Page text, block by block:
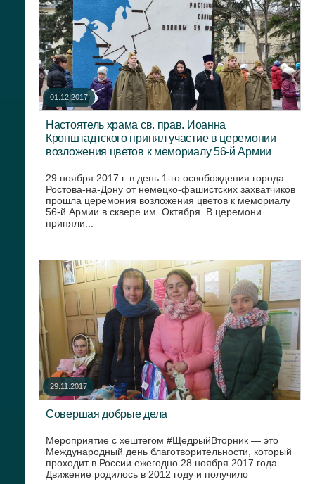
01.12.2017
Настоятель храма св. прав. Иоанна
Кронштадтского принял участие в церемонии
возложения цветов к мемориалу 56-й Армии
29 ноября 2017 г. в день 1-го освобождения города
Ростова-на-Дону от немецко-фашистских захватчиков
прошла церемония возложения цветов к мемориалу
56-й Армии в сквере им. Октября. В церемони
приняли...
29.11.2017
Совершая добрые дела
Мероприятие с хештегом #ЩедрыйВторник — это
Международный день благотворительности, который
проходит в России ежегодно 28 ноября 2017 года.
Движение родилось в 2012 году и получило